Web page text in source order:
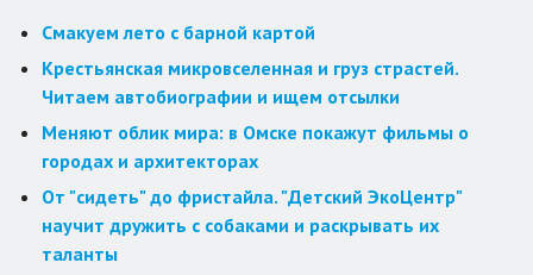
Смакуем лето с барной картой
Крестьянская микровселенная и груз страстей.
Читаем автобиографии и ищем отсылки
Меняют облик мира: в Омске покажут фильмы о
городах и архитекторах
От "сидеть" до фристайла. "Детский ЭкоЦентр"
научит дружить с собаками и раскрывать их
таланты